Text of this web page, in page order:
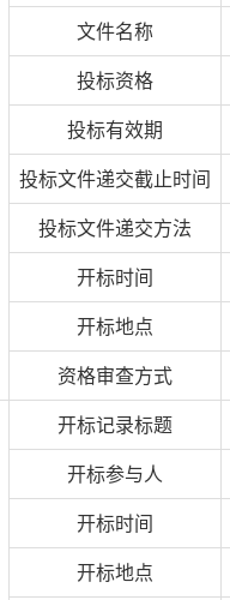
文件名称
投标资格
投标有效期
投标文件递交截止时间
投标文件递交方法
开标时间
开标地点
资格审查方式
开标记录标题
开标参与人
开标时间
开标地点